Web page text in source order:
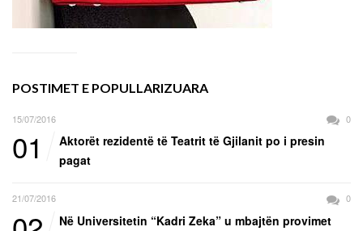
POSTIMET E POPULLARIZUARA
15/07/2016 0
01
Aktorët rezidentë të Teatrit të Gjilanit po i presin
pagat
21/07/2016 0
Në Universitetin “Kadri Zeka” u mbajtën provimet